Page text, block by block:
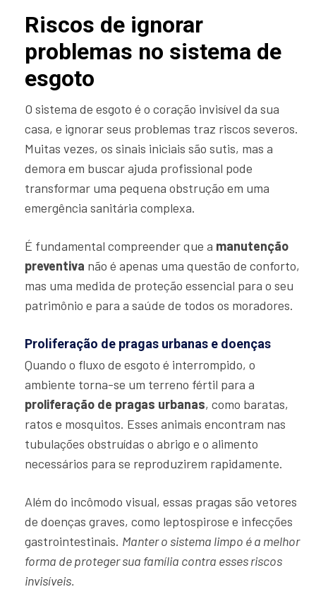
Riscos de ignorar
problemas no sistema de
esgoto
O sistema de esgoto é o coração invisível da sua
casa, e ignorar seus problemas traz riscos severos.
Muitas vezes, os sinais iniciais são sutis, mas a
demora em buscar ajuda profissional pode
transformar uma pequena obstrução em uma
emergência sanitária complexa.
É fundamental compreender que a manutenção
preventiva não é apenas uma questão de conforto,
mas uma medida de proteção essencial para o seu
patrimônio e para a saúde de todos os moradores.
Proliferação de pragas urbanas e doenças
Quando o fluxo de esgoto é interrompido, o
ambiente torna-se um terreno fértil para a
proliferação de pragas urbanas, como baratas,
ratos e mosquitos. Esses animais encontram nas
tubulações obstruídas o abrigo e o alimento
necessários para se reproduzirem rapidamente.
Além do incômodo visual, essas pragas são vetores
de doenças graves, como leptospirose e infecções
gastrointestinais. Manter o sistema limpo é a melhor
forma de proteger sua família contra esses riscos
invisíveis.